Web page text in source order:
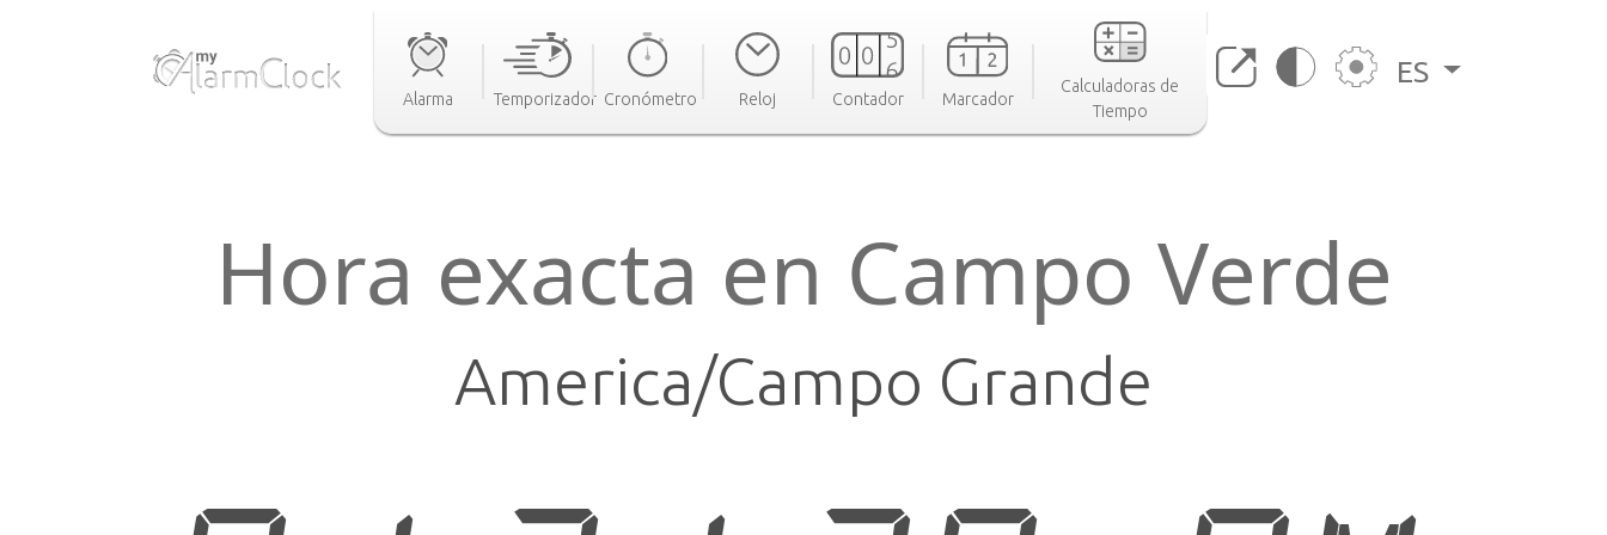
Alarma Temporizador Cronómetro Reloj Contador Marcador
Calculadoras de
Tiempo
ES
Hora exacta en Campo Verde
America/Campo Grande